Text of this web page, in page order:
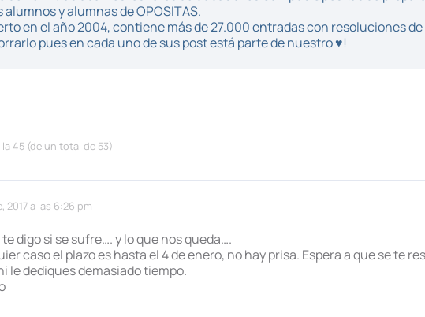
alumnos y alumnas de OPOSITAS.
en el año 2004, contiene más de 27.000 entradas con resoluciones
pues en cada uno de sus post está parte de nuestro ♥!
45 (de un total de 53)
2017 a las 6:26 pm
digo si se sufre…. y lo que nos queda….
caso el plazo es hasta el 4 de enero, no hay prisa. Espera a que se te
le dediques demasiado tiempo.